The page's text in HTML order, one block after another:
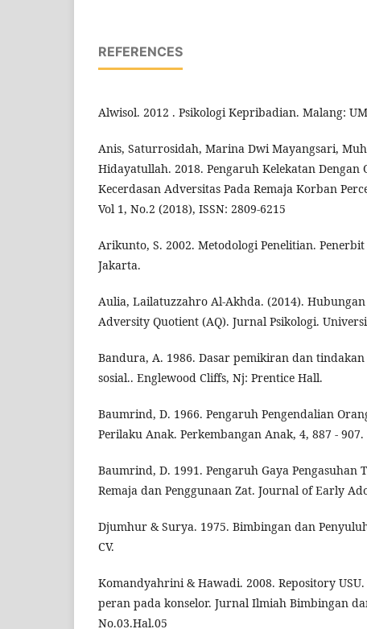
REFERENCES
Alwisol. 2012 . Psikologi Kepribadian. Malang:
Anis, Saturrosidah, Marina Dwi Mayangsari,
Hidayatullah. 2018. Pengaruh Kelekatan Dengan
Kecerdasan Adversitas Pada Remaja Korban
Vol 1, No.2 (2018), ISSN: 2809-6215
Arikunto, S. 2002. Metodologi Penelitian. Penerbit
Jakarta.
Aulia, Lailatuzzahro Al-Akhda. (2014). Hubungan
Adversity Quotient (AQ). Jurnal Psikologi.
Bandura, A. 1986. Dasar pemikiran dan
sosial.. Englewood Cliffs, Nj: Prentice Hall.
Baumrind, D. 1966. Pengaruh Pengendalian
Perilaku Anak. Perkembangan Anak, 4, 887 - 907.
Baumrind, D. 1991. Pengaruh Gaya Pengasuhan
Remaja dan Penggunaan Zat. Journal of Early
Djumhur & Surya. 1975. Bimbingan dan
CV.
Komandyahrini & Hawadi. 2008. Repository
peran pada konselor. Jurnal Ilmiah Bimbingan
No.03.Hal.05